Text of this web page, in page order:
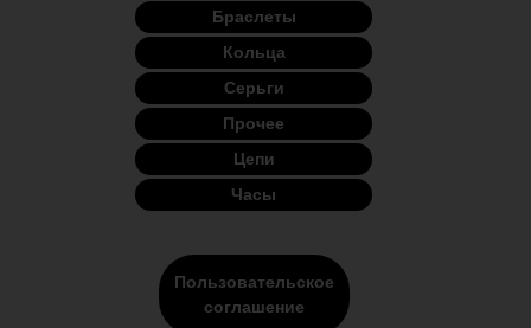
Браслеты
Кольца
Серьги
Цепи
Часы
Прочее
Пользовательское
соглашение